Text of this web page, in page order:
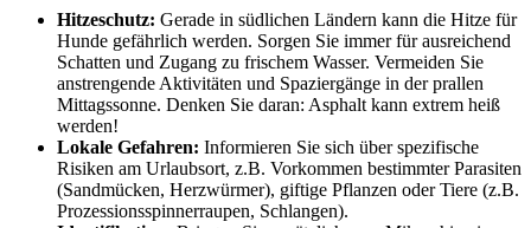
Hitzeschutz: Gerade in südlichen Ländern kann die Hitze für
Hunde gefährlich werden. Sorgen Sie immer für ausreichend
Schatten und Zugang zu frischem Wasser. Vermeiden Sie
anstrengende Aktivitäten und Spaziergänge in der prallen
Mittagssonne. Denken Sie daran: Asphalt kann extrem heiß
werden!
Lokale Gefahren: Informieren Sie sich über spezifische
Risiken am Urlaubsort, z.B. Vorkommen bestimmter Parasiten
(Sandmücken, Herzwürmer), giftige Pflanzen oder Tiere (z.B.
Prozessionsspinnerraupen, Schlangen).